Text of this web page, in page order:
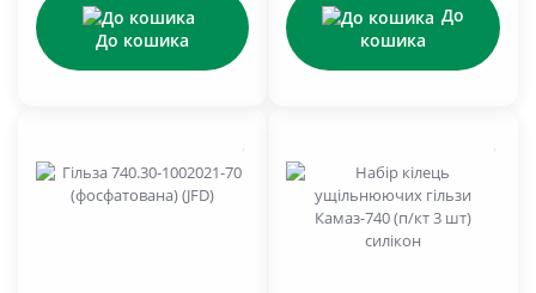
До кошика
До
кошика